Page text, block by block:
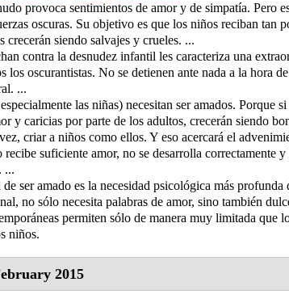
provoca sentimientos de amor y de simpatía. Pero
oscuras. Su objetivo es que los niños reciban tan
crecerán siendo salvajes y crueles. ...
contra la desnudez infantil les caracteriza una
los oscurantistas. No se detienen ante nada a la hora
...
las niñas) necesitan ser amados. Porque
y caricias por parte de los adultos, crecerán siendo
criar a niños como ellos. Y eso acercará el
recibe suficiente amor, no se desarrolla correctamente
...
de ser amado es la necesidad psicológica más
no sólo necesita palabras de amor, sino también
permiten sólo de manera muy limitada que
niños.
2015